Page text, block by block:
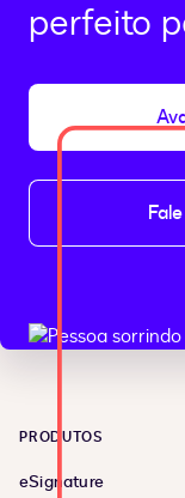
perfeito
PRODUTOS
eSignature